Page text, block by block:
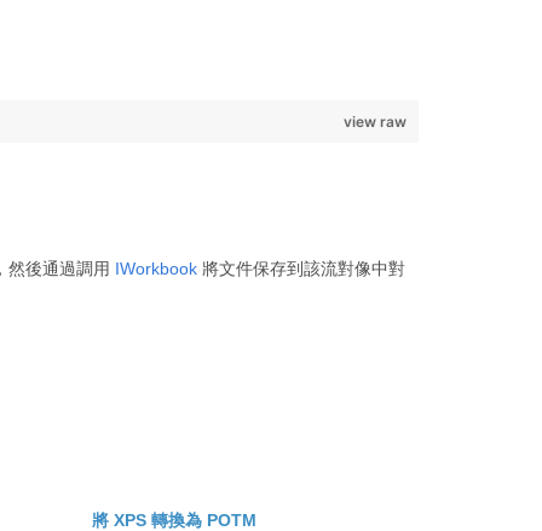
view raw
然後通過調用 IWorkbook 將文件保存到該流對像中對
將 XPS 轉換為 POTM